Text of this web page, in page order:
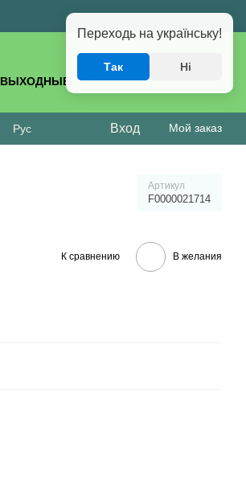
ВЫХОДНЫЕ
093-619-80-70
Рус Вход Мой заказ
Артикул
F0000021714
К сравнению В желания
Переходь на українську!
Так Ні